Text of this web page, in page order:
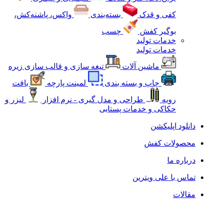
کفی و قدک
بسته‌بندی
واکس، پاشنه‌کش،
بوگیر کفش
چسب
خدمات تولید
خدمات تولید
ماشین آلات
تیغه سازی و قالب سازی زیره
چاپ و بسته بندی
لمینت پارچه
بافت
رویه
طراحی و مدل گیری - نرم افزار
لیزر و
حکاکی و خدمات پستایی
دانلود اپلیکشن
محصولات کفش
درباره ما
تماس با علی ویترین
مقالات